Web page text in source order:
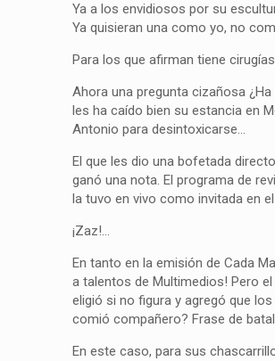
Ya a los envidiosos por su
Ya quisieran una como yo, no
Para los que afirman tiene
Ahora una pregunta cizañosa
les ha caído bien su estancia en
Antonio para desintoxicarse…
El que les dio una bofetada
ganó una nota. El programa de
la tuvo en vivo como invitada en
¡Zaz!…
En tanto en la emisión de Cada
a talentos de Multimedios! Pero
eligió si no figura y agregó que
comió compañero? Frase de
En este caso, para sus